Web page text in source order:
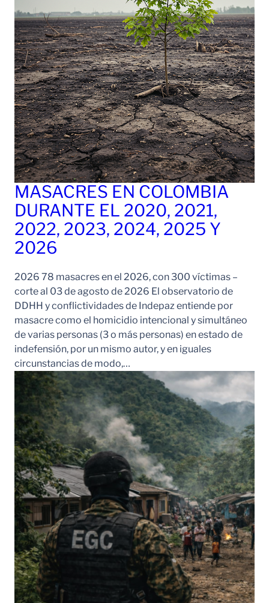
MASACRES EN COLOMBIA
DURANTE EL 2020, 2021,
2022, 2023, 2024, 2025 Y
2026
2026 78 masacres en el 2026, con 300 víctimas –
corte al 03 de agosto de 2026 El observatorio de
DDHH y conflictividades de Indepaz entiende por
masacre como el homicidio intencional y simultáneo
de varias personas (3 o más personas) en estado de
indefensión, por un mismo autor, y en iguales
circunstancias de modo,…